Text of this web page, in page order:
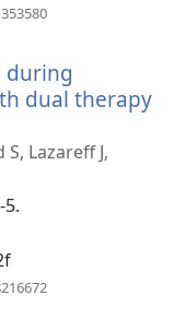
窗
口）
during
dual therapy
Lazareff J,
5.